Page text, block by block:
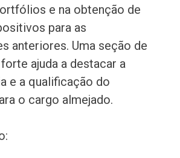
e na obtenção de
para as
anteriores. Uma seção de
ajuda a destacar a
e a qualificação do
o cargo almejado.